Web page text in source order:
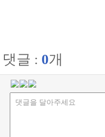
댓글 : 0개